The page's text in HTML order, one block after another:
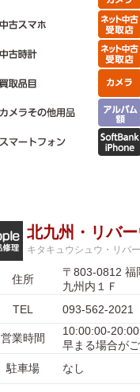
北九州・リバ
キタキュウシュウ・リバ
住所
〒803-0812 福
九州内１Ｆ
TEL
093-562-2021
営業時間
10:00:00-
早まる場合が
駐車場
なし